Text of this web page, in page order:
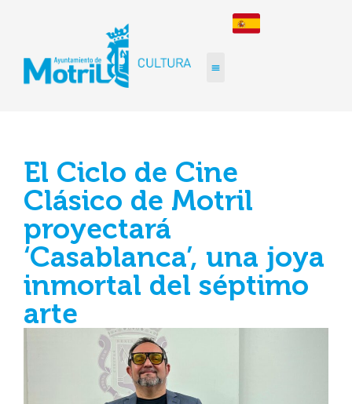
El Ciclo de Cine
Clásico de Motril
proyectará
‘Casablanca’, una joya
inmortal del séptimo
arte